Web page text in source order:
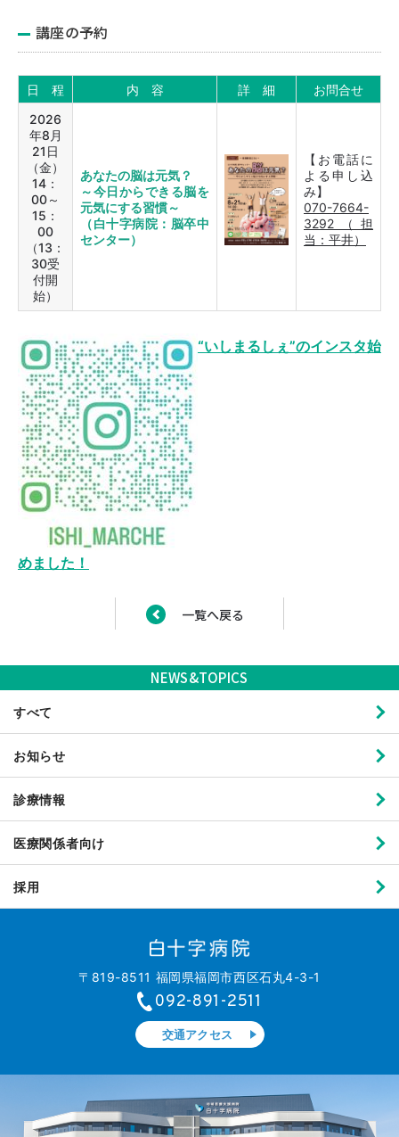
〒819-8611
福岡県福岡市西区石丸3-3-9
092-891-2611
在宅サービス
講座の予約
日 程 内 容 詳 細
お問合せ
2026
年8月
21日
（金）
14：
00～
15：
00
（13：
30受
付開
始）
あなたの脳は元気？
～今日からできる脳を
元気にする習慣～
（白十字病院：脳卒中
センター）
【お電話に
よる申し込
み】
070-7664-
3292（担
当：平井）
“いしまるしぇ”のインスタ始
めました！
一覧へ戻る
NEWS&TOPICS
すべて
お知らせ
診療情報
医療関係者向け
採用
〒819-8511 福岡県福岡市西区石丸4-3-1
092-891-2511
交通アクセス